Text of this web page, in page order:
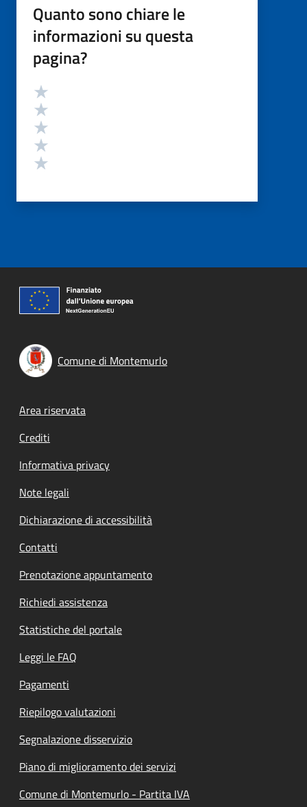
Quanto sono chiare le
informazioni su questa
pagina?
Valutazione
Comune di Montemurlo
Footer menu
Area riservata
Crediti
Informativa privacy
Note legali
Dichiarazione di accessibilità
Contatti
Prenotazione appuntamento
Richiedi assistenza
Statistiche del portale
Leggi le FAQ
Pagamenti
Riepilogo valutazioni
Segnalazione disservizio
Piano di miglioramento dei servizi
Comune di Montemurlo - Partita IVA